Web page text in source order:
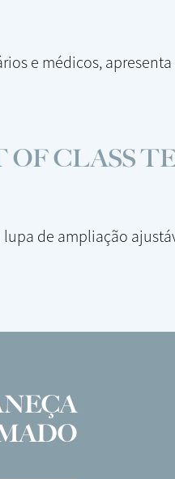
e médicos,
OF CLASS
de ampliação